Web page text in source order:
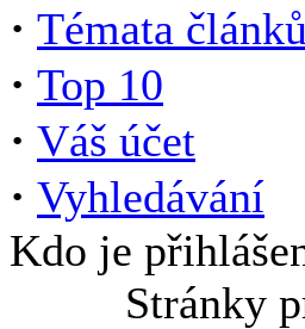
· Témata článků
· Top 10
· Váš účet
· Vyhledávání
Kdo je
Stránky